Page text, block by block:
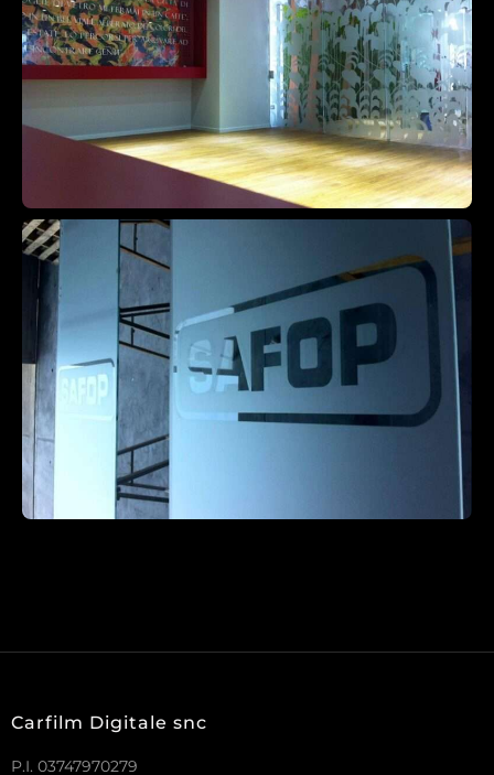
Carfilm Digitale snc
P.I. 03747970279